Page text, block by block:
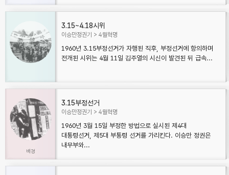
3.15~4.18시위
이승만정권기 4월혁명
1960년 3.15부정선거가 자행된 직후, 부정선거에 항의하며
전개된 시위는 4월 11일 김주열의 시신이 발견된 뒤 급속...
3.15부정선거
이승만정권기 4월혁명
1960년 3월 15일 부정한 방법으로 실시된 제4대
대통령선거, 제5대 부통령 선거를 가리킨다. 이승만 정권은
내무부와...